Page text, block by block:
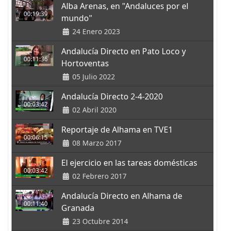
00:19:39
Alba Arenas, en "Andaluces por el
mundo"
24 Enero 2023
00:11:36
Andalucía Directo en Pato Loco y
Hortoventas
05 Julio 2022
00:03:42
Andalucía Directo 2-4-2020
02 Abril 2020
00:06:15
Reportaje de Alhama en TVE1
08 Marzo 2017
00:03:42
El ejercicio en las tareas domésticas
02 Febrero 2017
00:11:40
Andalucía Directo en Alhama de
Granada
23 Octubre 2014